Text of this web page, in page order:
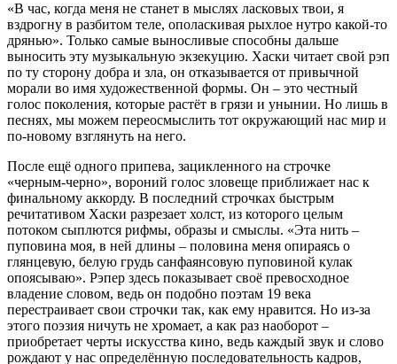
«В час, когда меня не станет в мыслях ласковых твои, я
вздрогну в разбитом теле, ополаскивая рыхлое нутро какой-то
дрянью». Только самые выносливые способны дальше
выносить эту музыкальную экзекуцию. Хаски читает свой рэп
по ту сторону добра и зла, он отказывается от привычной
морали во имя художественной формы. Он – это честный
голос поколения, которые растёт в грязи и унынии. Но лишь в
песнях, мы можем переосмыслить тот окружающий нас мир и
по-новому взглянуть на него.
После ещё одного припева, зацикленного на строчке
«черным-черно», вороний голос зловеще приближает нас к
финальному аккорду. В последний строчках быстрым
речитативом Хаски разрезает холст, из которого целым
потоком сыплются рифмы, образы и смыслы. «Эта нить –
пуповина моя, в ней длины – половина меня опираясь о
глянцевую, белую грудь санфаянсовую пуповиной кулак
опоясываю». Рэпер здесь показывает своё превосходное
владение словом, ведь он подобно поэтам 19 века
перестраивает свои строчки так, как ему нравится. Но из-за
этого поэзия ничуть не хромает, а как раз наоборот –
приобретает черты искусства кино, ведь каждый звук и слово
рождают у нас определённую последовательность кадров,